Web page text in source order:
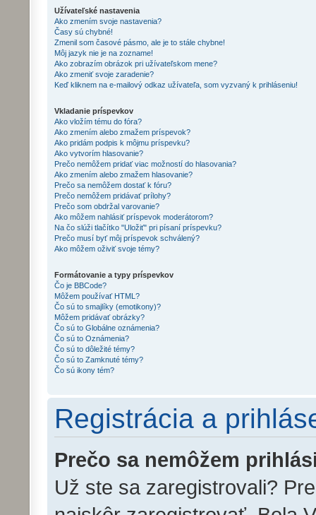
Užívateľské nastavenia
Ako zmením svoje nastavenia?
Časy sú chybné!
Zmenil som časové pásmo, ale je to stále chybne!
Môj jazyk nie je na zozname!
Ako zobrazím obrázok pri užívateľskom mene?
Ako zmeniť svoje zaradenie?
Keď kliknem na e-mailový odkaz užívateľa, som vyzvaný k prihláseniu!
Vkladanie príspevkov
Ako vložím tému do fóra?
Ako zmením alebo zmažem príspevok?
Ako pridám podpis k môjmu príspevku?
Ako vytvorím hlasovanie?
Prečo nemôžem pridať viac možností do hlasovania?
Ako zmením alebo zmažem hlasovanie?
Prečo sa nemôžem dostať k fóru?
Prečo nemôžem pridávať prílohy?
Prečo som obdržal varovanie?
Ako môžem nahlásiť príspevok moderátorom?
Na čo slúži tlačítko "Uložiť" pri písaní príspevku?
Prečo musí byť môj príspevok schválený?
Ako môžem oživiť svoje témy?
Formátovanie a typy príspevkov
Čo je BBCode?
Môžem používať HTML?
Čo sú to smajlíky (emotikony)?
Môžem pridávať obrázky?
Čo sú to Globálne oznámenia?
Čo sú to Oznámenia?
Čo sú to dôležité témy?
Čo sú to Zamknuté témy?
Čo sú ikony tém?
Registrácia a
Prečo sa nemôžem
Už ste sa zaregistrovali?